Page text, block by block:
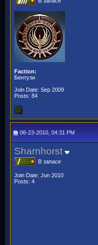
Faction:
Бентузи
Join Date: Sep 2009
Posts: 84
06-23-2010, 04:31 PM
Sharnhorst
В запасе
Join Date: Jun 2010
Posts: 4